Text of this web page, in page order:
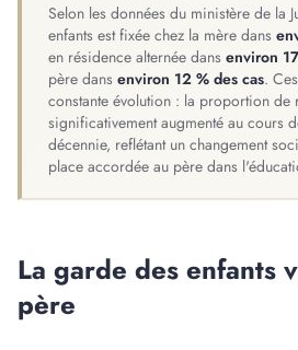
Selon les données du ministère de la
enfants est fixée chez la mère dans
en résidence alternée dans environ
père dans environ 12 % des cas.
constante évolution : la proportion de
significativement augmenté au cours
décennie, reflétant un changement
place accordée au père dans
La garde des enfants
père